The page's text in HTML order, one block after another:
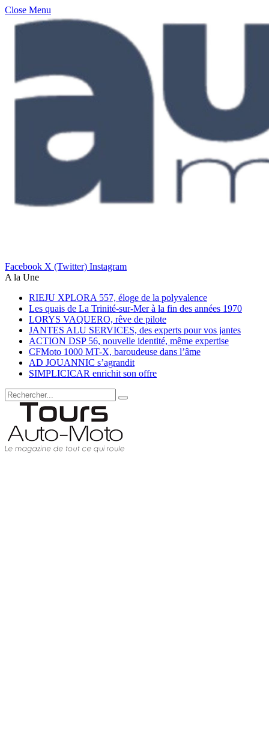
Close Menu
Facebook X (Twitter) Instagram
A la Une
RIEJU XPLORA 557, éloge de la polyvalence
Les quais de La Trinité-sur-Mer à la fin des années 1970
LORYS VAQUERO, rêve de pilote
JANTES ALU SERVICES, des experts pour vos jantes
ACTION DSP 56, nouvelle identité, même expertise
CFMoto 1000 MT-X, baroudeuse dans l’âme
AD JOUANNIC s’agrandit
SIMPLICICAR enrichit son offre